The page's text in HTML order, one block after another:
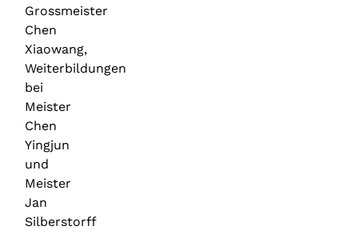
Grossmeister
Chen
Xiaowang,
Weiterbildungen
bei
Meister
Chen
Yingjun
und
Meister
Jan
Silberstorff